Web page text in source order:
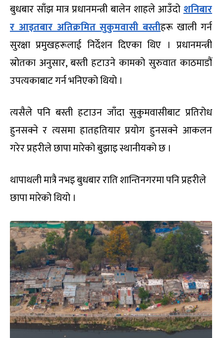
बुधबार साँझ मात्र प्रधानमन्त्री बालेन शाहले आउँदोशनिबार
र आइतबार अतिक्रमित सुकुमवासी बस्तीहरू खाली गर्न
सुरक्षा प्रमुखहरूलाई निर्देशन दिएका थिए । प्रधानमन्त्री
स्रोतका अनुसार, बस्ती हटाउने कामको सुरुवात काठमाडौं
उपत्यकाबाट गर्न भनिएको थियो ।
त्यसैले पनि बस्ती हटाउन जाँदा सुकुमवासीबाट प्रतिरोध
हुनसक्ने र त्यसमा हातहतियार प्रयोग हुनसक्ने आकलन
गरेर प्रहरीले छापा मारेको बुझाइ स्थानीयको छ ।
थापाथली मात्रै नभइ बुधबार राति शान्तिनगरमा पनि प्रहरीले
छापा मारेको थियो ।